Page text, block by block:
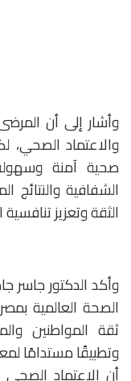
وأشار إلى أن
والاعتماد الصحي،
صحية آمنة
الشفافية والنتائج
الثقة وتعزيز
وأكد الدكتور جاسر
الصحة العالمية
ثقة المواطنين
وتطبيقًا مستدامًا
أن الاعتماد الصحي